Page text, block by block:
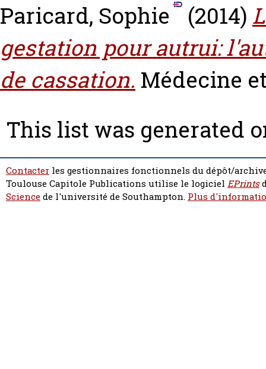
Paricard, Sophie
(2014)
gestation pour autrui:
de cassation. Médecine
This list was generated
Contacter les gestionnaires fonctionnels du dépôt/
Toulouse Capitole Publications utilise le logiciel EPrints
Sciencede l'université de Southampton. Plus